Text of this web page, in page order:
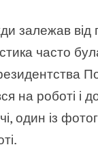
залежав від
часто
на роботі і
один із